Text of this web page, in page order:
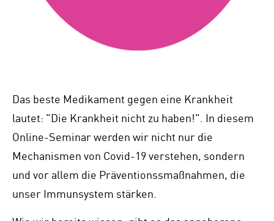
Das beste Medikament gegen eine Krankheit
lautet: "Die Krankheit nicht zu haben!". In diesem
Online-Seminar werden wir nicht nur die
Mechanismen von Covid-19 verstehen, sondern
und vor allem die Präventionssmaßnahmen, die
unser Immunsystem stärken.